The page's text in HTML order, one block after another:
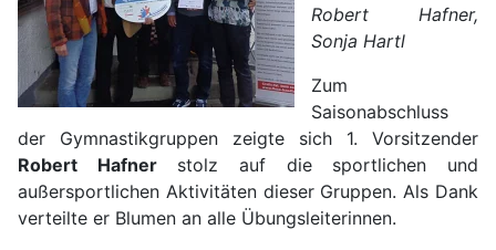
Robert Hafner,
Sonja Hartl
Zum
Saisonabschluss
der Gymnastikgruppen zeigte sich 1. Vorsitzender
Robert Hafnerstolz auf die sportlichen und
außersportlichen Aktivitäten dieser Gruppen. Als Dank
verteilte er Blumen an alle Übungsleiterinnen.